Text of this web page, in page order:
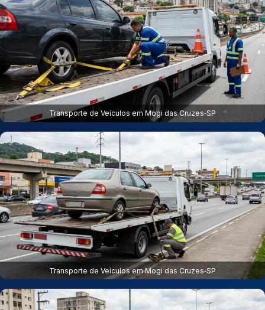
Transporte de Veículos em Mogi das Cruzes‑SP
Transporte de Veículos em Mogi das Cruzes‑SP